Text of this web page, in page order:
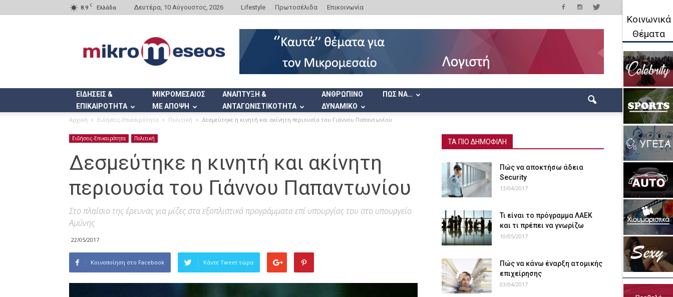
8.9 C Ελλάδα Δευτέρα, 10 Αύγουστος, 2026 Lifestyle Πρωτοσέλιδα Επικοινωνία
ΕΙΔΗΣΕΙΣ &
ΕΠΙΚΑΙΡΟΤΗΤΑ
ΜΙΚΡΟΜΕΣΑΙΟΣ
ΜΕ ΑΠΟΨΗ
ΑΝΑΠΤΥΞΗ &
ΑΝΤΑΓΩΝΙΣΤΙΚΟΤΗΤΑ
ΑΝΘΡΩΠΙΝΟ
ΔΥΝΑΜΙΚΟ
ΠΩΣ ΝΑ…
Αρχική Ειδήσεις-Επικαιρότητα Πολιτική Δεσμεύτηκε η κινητή και ακίνητη περιουσία του Γιάννου Παπαντωνίου
Ειδήσεις-Επικαιρότητα Πολιτική
Δεσμεύτηκε η κινητή και ακίνητη
περιουσία του Γιάννου Παπαντωνίου
Στο πλαίσιο της έρευνας για μίζες στα εξοπλιστικά προγράμματα επί υπουργίας του στο υπουργείο
Αμύνης
22/05/2017
Κοινοποίηση στο Facebook Κάντε Tweet τώρα
ΤΑ ΠΙΟ ΔΗΜΟΦΙΛΗ
Πώς να αποκτήσω άδεια
Security
13/04/2017
Τι είναι το πρόγραμμα ΛΑΕΚ
και τι πρέπει να γνωρίζω
10/05/2017
Πώς να κάνω έναρξη ατομικής
επιχείρησης
03/04/2017
Κοινωνικά
Θέματα